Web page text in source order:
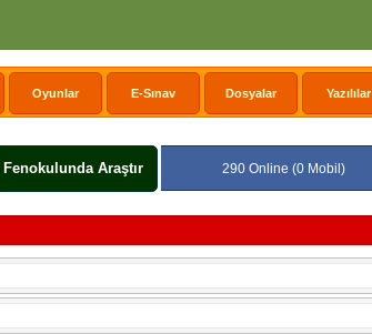
Oyunlar E-Sınav Dosyalar Yazılılar
Fenokulunda Araştır 290 Online (0 Mobil)